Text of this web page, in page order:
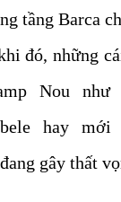
tầng Barca
đó, những
Nou như
hay
gây thất